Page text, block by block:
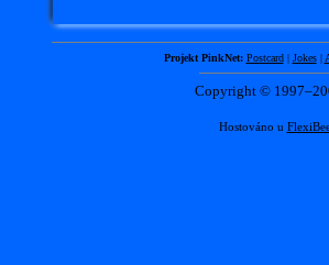
Projekt PinkNet: Postcard| Jokes|
Copyright ©
Hostováno u